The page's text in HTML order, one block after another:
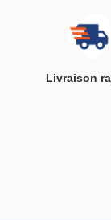
Livraison